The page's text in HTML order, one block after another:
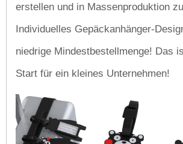
erstellen und in Massenproduktion
Individuelles Gepäckanhänger-
niedrige Mindestbestellmenge! Das
Start für ein kleines Unternehmen!